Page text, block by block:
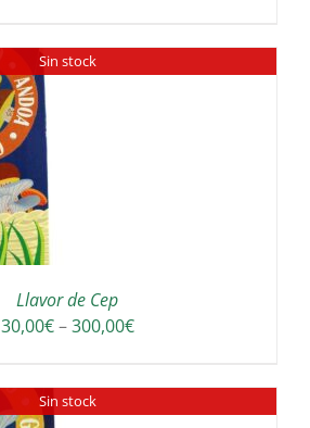
Sin stock
Llavor de Cep
30,00€ – 300,00€Interval
Sin stock